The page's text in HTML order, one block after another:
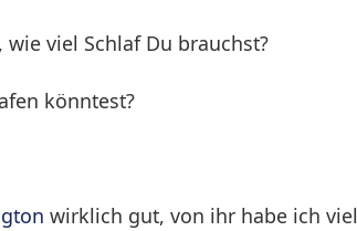
viel Schlaf Du brauchst?
könntest?
wirklich gut, von ihr habe ich viel